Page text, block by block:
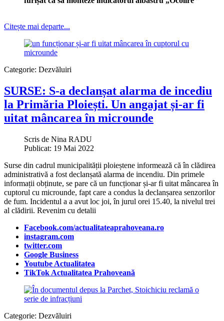
Citește mai departe...
Categorie: Dezvăluiri
SURSE: S-a declanșat alarma de incediu
la Primăria Ploiești. Un angajat și-ar fi
uitat mâncarea în microunde
Scris de Nina RADU
Publicat: 19 Mai 2022
Surse din cadrul municipalității ploieștene informează că în clădirea
administrativă a fost declanșată alarma de incendiu. Din primele
informații obținute, se pare că un funcționar și-ar fi uitat mâncarea în
cuptorul cu microunde, fapt care a condus la declanșarea senzorilor
de fum. Incidentul a a avut loc joi, în jurul orei 15.40, la nivelul trei
al clădirii. Revenim cu detalii
Facebook.com/actualitateaprahoveana.ro
instagram.com
twitter.com
Google Business
Youtube Actualitatea
TikTok Actualitatea Prahoveană
Categorie: Dezvăluiri